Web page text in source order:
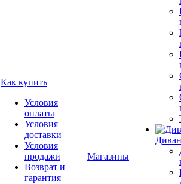
Как купить
Условия
оплаты
Условия
доставки
Условия
продажи
Возврат и
гарантия
Магазины